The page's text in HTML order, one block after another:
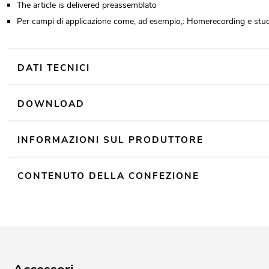
The article is delivered preassemblato
Per campi di applicazione come, ad esempio,: Homerecording e
DATI TECNICI
DOWNLOAD
INFORMAZIONI SUL PRODUTTORE
CONTENUTO DELLA CONFEZIONE